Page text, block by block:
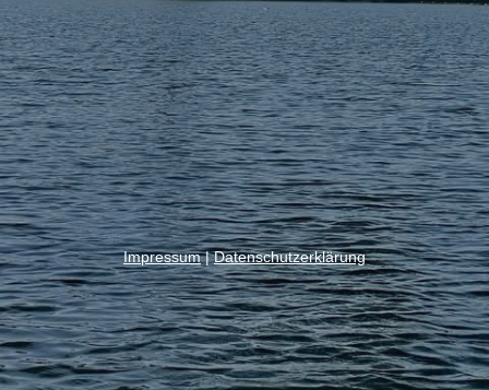
Impressum|Datenschutzerklärung